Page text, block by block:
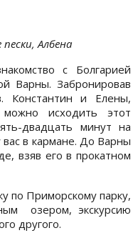
Албена
с Болгарией
Варны. Забронировав
и Елены,
исходить этот
двадцать минут на
вас в кармане. До Варны
взяв его в прокатном
по Приморскому парку,
озером, экскурсию
другого.